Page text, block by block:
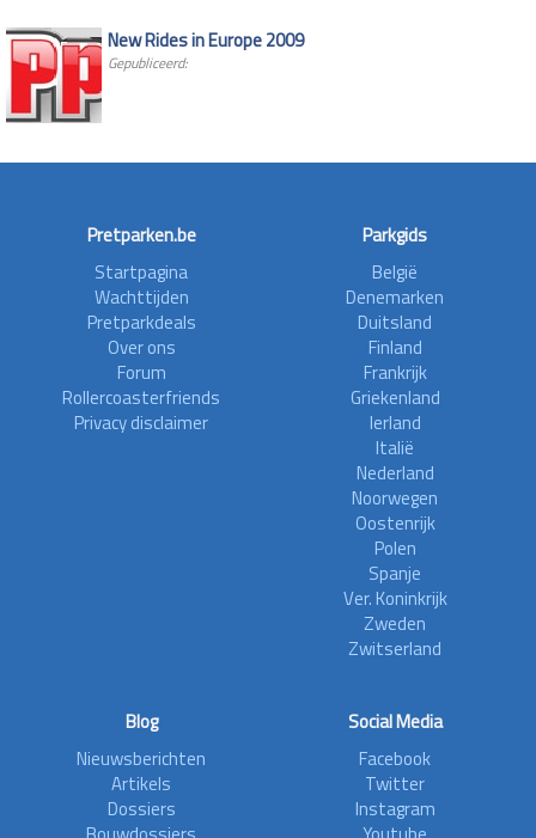
New Rides in Europe 2009
Gepubliceerd:
Pretparken.be
Startpagina
Wachttijden
Pretparkdeals
Over ons
Forum
Rollercoasterfriends
Privacy disclaimer
Parkgids
België
Denemarken
Duitsland
Finland
Frankrijk
Griekenland
Ierland
Italië
Nederland
Noorwegen
Oostenrijk
Polen
Spanje
Ver. Koninkrijk
Zweden
Zwitserland
Blog
Nieuwsberichten
Artikels
Dossiers
Social Media
Facebook
Twitter
Instagram